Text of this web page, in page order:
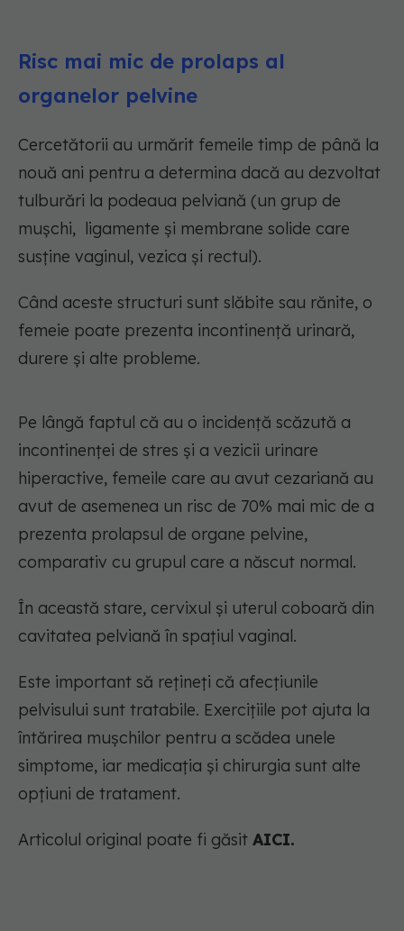
Risc mai mic de prolaps al
organelor pelvine
Cercetătorii au urmărit femeile timp de până la
nouă ani pentru a determina dacă au dezvoltat
tulburări la podeaua pelviană (un grup de
mușchi, ligamente și membrane solide care
susține vaginul, vezica și rectul).
Când aceste structuri sunt slăbite sau rănite, o
femeie poate prezenta incontinență urinară,
durere și alte probleme.
Pe lângă faptul că au o incidență scăzută a
incontinenței de stres și a vezicii urinare
hiperactive, femeile care au avut cezariană au
avut de asemenea un risc de 70% mai mic de a
prezenta prolapsul de organe pelvine,
comparativ cu grupul care a născut normal.
În această stare, cervixul și uterul coboară din
cavitatea pelviană în spațiul vaginal.
Este important să rețineți că afecțiunile
pelvisului sunt tratabile. Exercițiile pot ajuta la
întărirea mușchilor pentru a scădea unele
simptome, iar medicația și chirurgia sunt alte
opțiuni de tratament.
Articolul original poate fi găsit AICI.